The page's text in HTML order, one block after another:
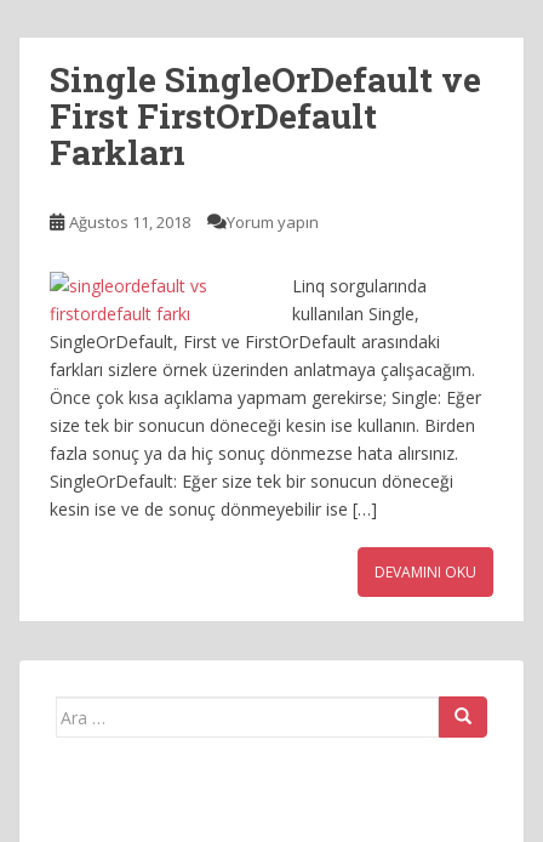
Single SingleOrDefault ve
First FirstOrDefault
Farkları
Ağustos 11, 2018 Yorum yapın
Linq sorgularında
kullanılan Single,
SingleOrDefault, First ve FirstOrDefault arasındaki
farkları sizlere örnek üzerinden anlatmaya çalışacağım.
Önce çok kısa açıklama yapmam gerekirse; Single: Eğer
size tek bir sonucun döneceği kesin ise kullanın. Birden
fazla sonuç ya da hiç sonuç dönmezse hata alırsınız.
SingleOrDefault: Eğer size tek bir sonucun döneceği
kesin ise ve de sonuç dönmeyebilir ise […]
DEVAMINI OKU
Arama